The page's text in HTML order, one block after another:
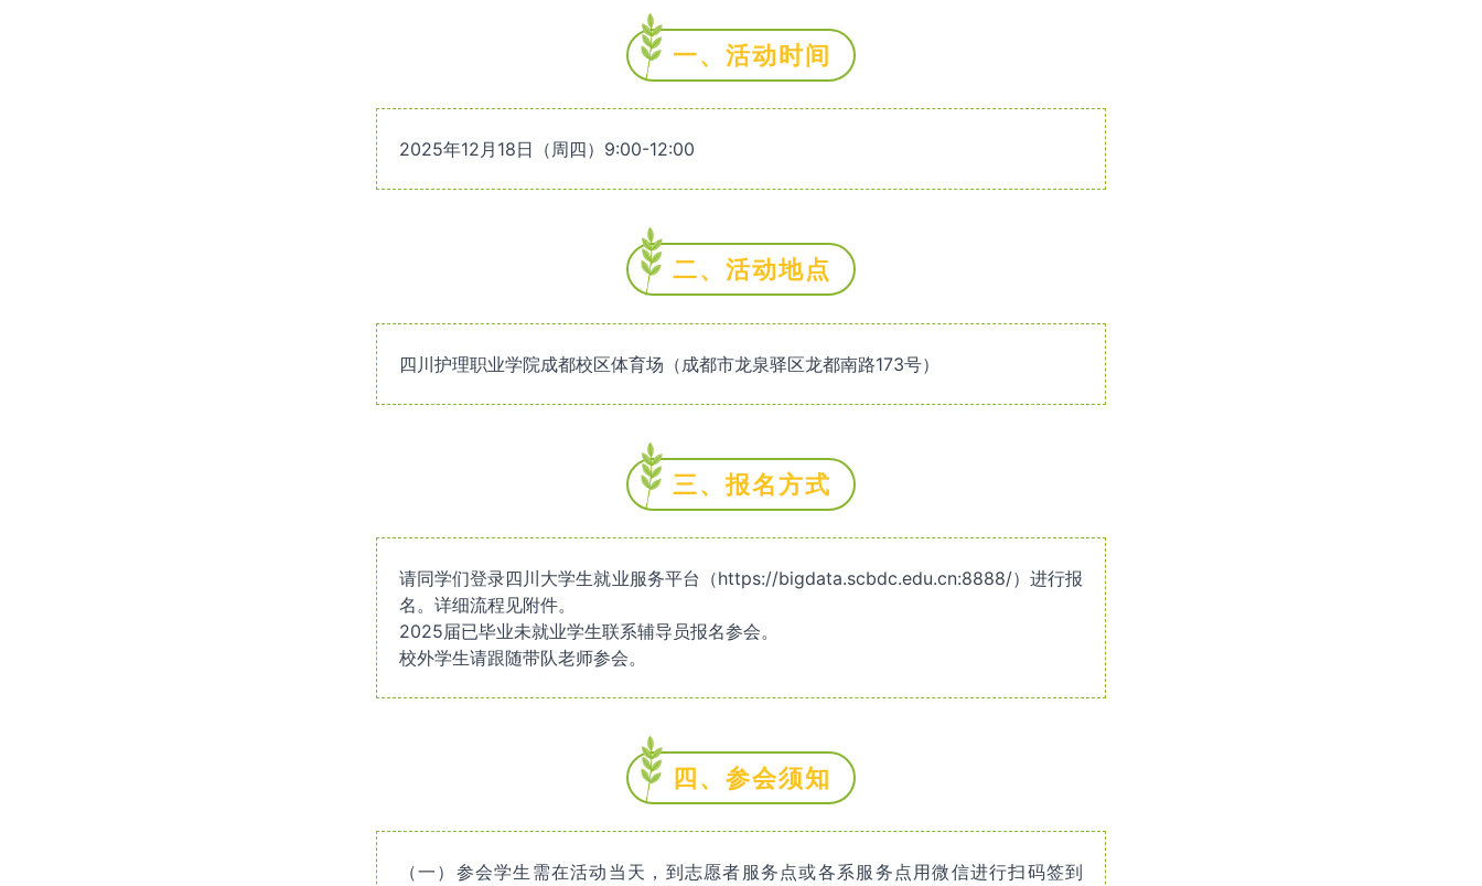
一、活动时间
2025年12月18日（周四）9:00-12:00
二、活动地点
四川护理职业学院成都校区体育场（成都市龙泉驿区龙都南路173号）
三、报名方式
请同学们登录四川大学生就业服务平台（https://bigdata.scbdc.edu.cn:8888/）进行报
名。详细流程见附件。
2025届已毕业未就业学生联系辅导员报名参会。
校外学生请跟随带队老师参会。
四、参会须知
（一）参会学生需在活动当天，到志愿者服务点或各系服务点用微信进行扫码签到